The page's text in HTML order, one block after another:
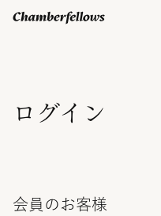
コレクション
ログイン
会員のお客様